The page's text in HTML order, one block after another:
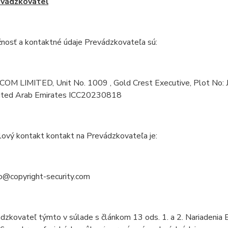
a kontaktné údaje Prevádzkovateľa sú:
LIMITED, Unit No. 1009 , Gold Crest Executive, Plot No:
Arab Emirates ICC20230818
kontakt kontakt na Prevádzkovateľa je:
security.com
týmto v súlade s článkom 13 ods. 1. a 2.